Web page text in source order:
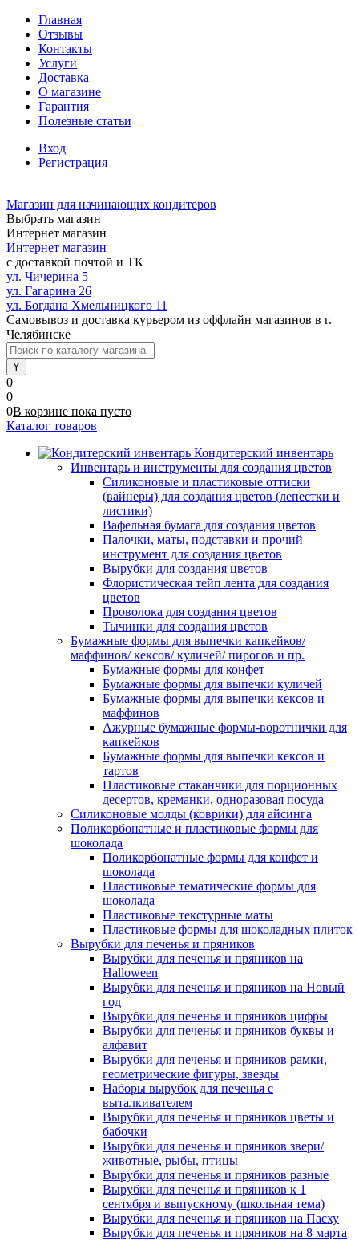
Главная
Отзывы
Контакты
Услуги
Доставка
О магазине
Гарантия
Полезные статьи
Вход
Регистрация
Магазин для начинающих кондитеров
Выбрать магазин
Интернет магазин
Интернет магазин
с доставкой почтой и ТК
ул. Чичерина 5
ул. Гагарина 26
ул. Богдана Хмельницкого 11
Самовывоз и доставка курьером из оффлайн магазинов в г.
Челябинске
0
0
0В корзине пока пусто
Каталог товаров
Кондитерский инвентарь
Инвентарь и инструменты для создания цветов
Силиконовые и пластиковые оттиски
(вайнеры) для создания цветов (лепестки и
листики)
Вафельная бумага для создания цветов
Палочки, маты, подставки и прочий
инструмент для создания цветов
Вырубки для создания цветов
Флористическая тейп лента для создания
цветов
Проволока для создания цветов
Тычинки для создания цветов
Бумажные формы для выпечки капкейков/
маффинов/ кексов/ куличей/ пирогов и пр.
Бумажные формы для конфет
Бумажные формы для выпечки куличей
Бумажные формы для выпечки кексов и
маффинов
Ажурные бумажные формы-воротнички для
капкейков
Бумажные формы для выпечки кексов и
тартов
Пластиковые стаканчики для порционных
десертов, креманки, одноразовая посуда
Силиконовые молды (коврики) для айсинга
Поликорбонатные и пластиковые формы для
шоколада
Поликорбонатные формы для конфет и
шоколада
Пластиковые тематические формы для
шоколада
Пластиковые текстурные маты
Пластиковые формы для шоколадных плиток
Вырубки для печенья и пряников
Вырубки для печенья и пряников на
Halloween
Вырубки для печенья и пряников на Новый
год
Вырубки для печенья и пряников цифры
Вырубки для печенья и пряников буквы и
алфавит
Вырубки для печенья и пряников рамки,
геометрические фигуры, звезды
Наборы вырубок для печенья с
выталкивателем
Вырубки для печенья и пряников цветы и
бабочки
Вырубки для печенья и пряников звери/
животные, рыбы, птицы
Вырубки для печенья и пряников разные
Вырубки для печенья и пряников к 1
сентября и выпускному (школьная тема)
Вырубки для печенья и пряников на Пасху
Вырубки для печенья и пряников на 8 марта